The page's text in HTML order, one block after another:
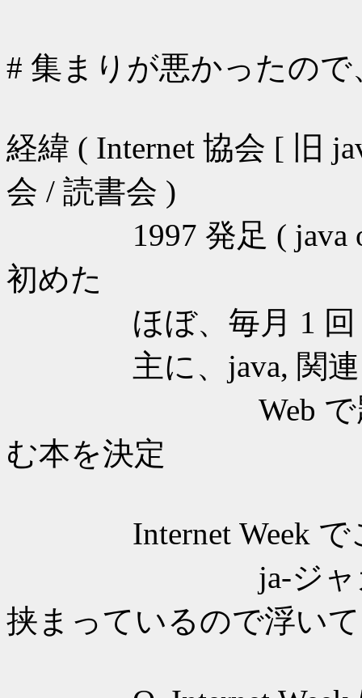
# 集まりが悪かったので
経緯 ( Internet 協会 [ 旧
会 / 読書会 )
1997 発足 ( java
初めた
ほぼ、毎月 1 回 (
主に、java, 関連し
Web で題材を
む本を決定
Internet Week でこ
ja-ジャカルタ
挟まっているので浮い